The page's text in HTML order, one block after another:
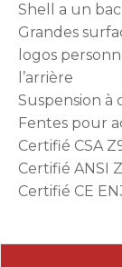
Shell a un
Grandes
logos
l’arrière
Suspension à
Fentes pour
Certifié CSA
Certifié ANSI
Certifié CE